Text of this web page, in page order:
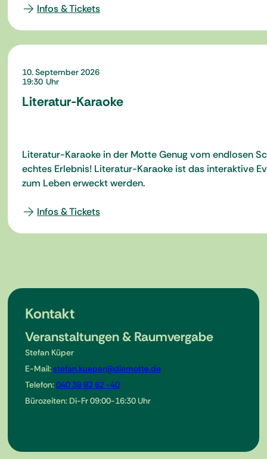
Infos & Tickets
10. September 2026
19:30
Literatur-Karaoke
Literatur-Karaoke in der Motte Genug vom endlosen
echtes Erlebnis! Literatur-Karaoke ist das interaktive
zum Leben erweckt werden.
Infos & Tickets
Kontakt
Veranstaltungen & Raumvergabe
Stefan Küper
E-Mail:stefan.kueper@diemotte.de
Telefon:040 39 92 62 -40
Bürozeiten: Di-Fr 09:00-16:30 Uhr